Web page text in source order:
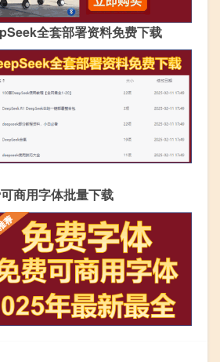
全套部署资料免费下载
商用字体批量下载